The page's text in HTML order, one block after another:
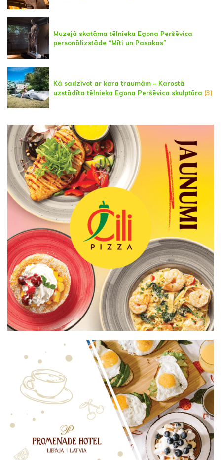
Muzejā skatāma tēlnieka Egona Peršēvica
personālizstāde “Mīti un Pasakas”
Kā sadzīvot ar kara traumām – Karostā
uzstādīta tēlnieka Egona Peršēvica skulptūra (3)